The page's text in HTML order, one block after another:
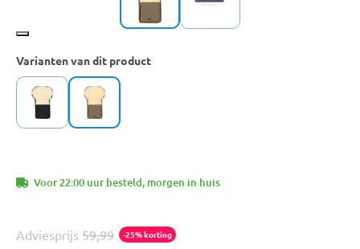
Varianten van dit product
Voor 22:00 uur besteld, morgen in huis
Adviesprijs 59,99 -25% korting